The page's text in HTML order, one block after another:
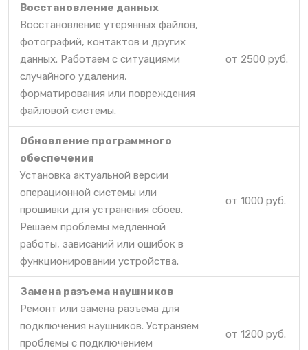
Восстановление данных
Восстановление утерянных файлов,
фотографий, контактов и других
данных. Работаем с ситуациями
случайного удаления,
форматирования или повреждения
файловой системы.
от 2500 руб.
Обновление программного
обеспечения
Установка актуальной версии
операционной системы или
прошивки для устранения сбоев.
Решаем проблемы медленной
работы, зависаний или ошибок в
функционировании устройства.
от 1000 руб.
Замена разъема наушников
Ремонт или замена разъема для
подключения наушников. Устраняем
проблемы с подключением
от 1200 руб.